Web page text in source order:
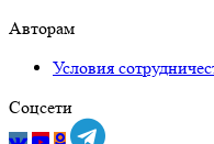
Авторам
Условия
Соцсети